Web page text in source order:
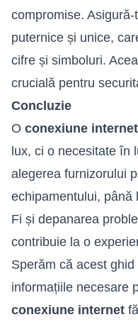
compromise.
puternice și unice,
cifre și simboluri.
crucială pentru
Concluzie
O conexiune internet
lux, ci o necesitate în
alegerea furnizorului
echipamentului, până
Fi și depanarea
contribuie la o
Sperăm că acest
informațiile necesare
conexiune internet